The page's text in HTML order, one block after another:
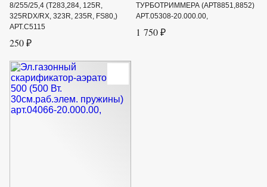
8/255/25,4 (Т283,284, 125R,
325RDX/RX, 323R, 235R, FS80,)
АРТ.С5115
250 ₽
ТУРБОТРИММЕРА (АРТ8851,8852)
АРТ.05308-20.000.00,
1 750 ₽